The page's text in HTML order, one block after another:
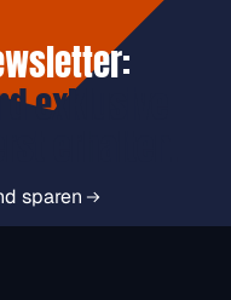
exklusive
sparen